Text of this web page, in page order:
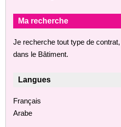
Ma recherche
Je recherche tout type de
dans le Bâtiment.
Langues
Français
Arabe